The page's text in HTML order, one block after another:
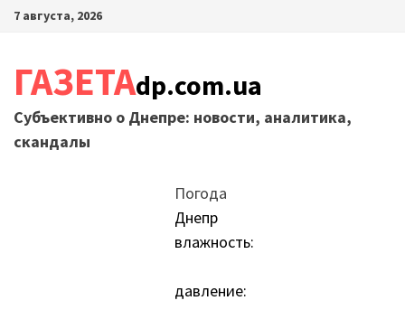
Перейти
7 августа, 2026
ГАЗЕТАdp.com.ua
Субъективно о Днепре: новости, аналитика,
скандалы
Погода
Днепр
влажность:
давление: